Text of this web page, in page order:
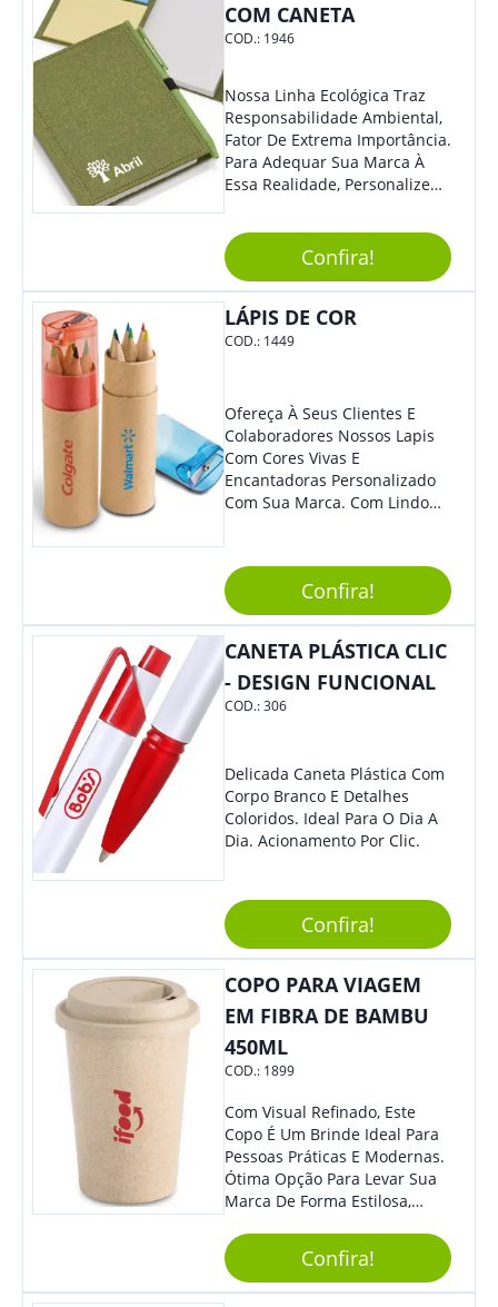
COM CANETA
COD.: 1946
Nossa Linha Ecológica Traz
Responsabilidade Ambiental,
Fator De Extrema Importância.
Para Adequar Sua Marca À
Essa Realidade, Personalize
Anotações Com Post-It E
Caneta. Elaborado A Partir De
Material Reciclado, O Brinde
Também É Prático, Tornando-
Se Assim Excelente Para Uso
Cotidiano. Perfeito, Não É?!
Confira!
LÁPIS DE COR
COD.: 1449
Ofereça À Seus Clientes E
Colaboradores Nossos Lapis
Com Cores Vivas E
Encantadoras Personalizado
Com Sua Marca. Com Lindo
Perfeito, Não É?!
Confira!
CANETA PLÁSTICA CLIC
- DESIGN FUNCIONAL
COD.:306
Delicada Caneta Plástica Com
Corpo Branco E Detalhes
Coloridos. Ideal Para O Dia A
Dia. Acionamento Por Clic.
Confira!
COPO PARA VIAGEM
EM FIBRA DE BAMBU
450ML
COD.: 1899
Com Visual Refinado, Este
Copo É Um Brinde Ideal Para
Pessoas Práticas E Modernas.
Ótima Opção Para Levar Sua
Marca De Forma Estilosa,
Empresa Em Eventos,
Reuniões Corporativas Ou Até
Mesmo Para Presentear
Confira!